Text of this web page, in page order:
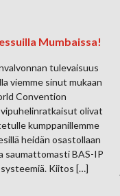
Mumbaissa!
tulevaisuus
viemme sinut mukaan
Convention
olivat
kumppanillemme
heidän osastollaan
saumattomasti BAS-IP
Kiitos […]